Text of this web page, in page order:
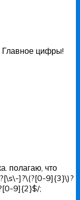
Главное цифры!
полагаю, что
]?\(?[0-9]{3}\)?
9]{2}$/;